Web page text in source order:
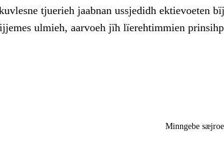
tjuerieh jaabnan ussjedidh ektievoeten
ulmieh, aarvoeh jïh lïerehtimmien
Minngebe sæjroe